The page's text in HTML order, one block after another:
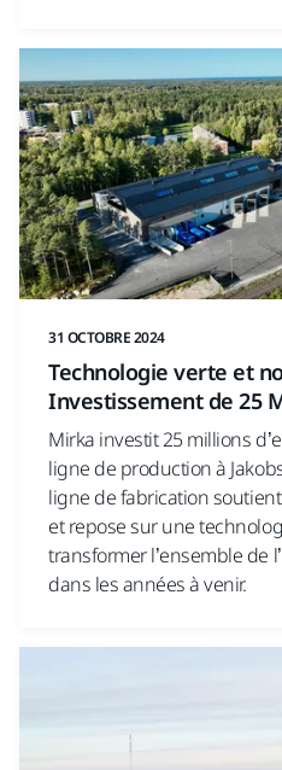
31 OCTOBRE 2024
Technologie verte et
Investissement de 25
Mirka investit 25 millions
ligne de production à
ligne de fabrication
et repose sur une
transformer l’ensemble de
dans les années à venir.